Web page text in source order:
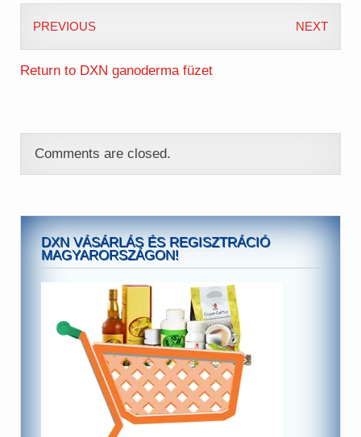
PREVIOUS NEXT
Return to DXN ganoderma füzet
Comments are closed.
DXN VÁSÁRLÁS ÉS REGISZTRÁCIÓ
MAGYARORSZÁGON!